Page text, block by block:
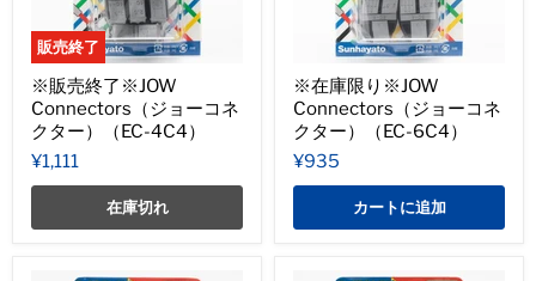
販売終了
※販売終了※JOW
Connectors（ジョーコネ
クター）（EC-4C4）
¥1,111
在庫切れ
※在庫限り※JOW
Connectors（ジョーコネ
クター）（EC-6C4）
¥935
カートに追加